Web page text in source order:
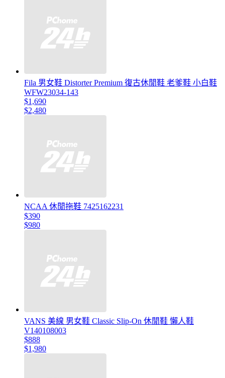
Fila 男女鞋 Distorter Premium 復古休閒鞋 老爹鞋 小白鞋
WFW23034-143
$1,690
$2,480
NCAA 休閒拖鞋 7425162231
$390
$980
VANS 美線 男女鞋 Classic Slip-On 休閒鞋 懶人鞋
V140108003
$888
$1,980